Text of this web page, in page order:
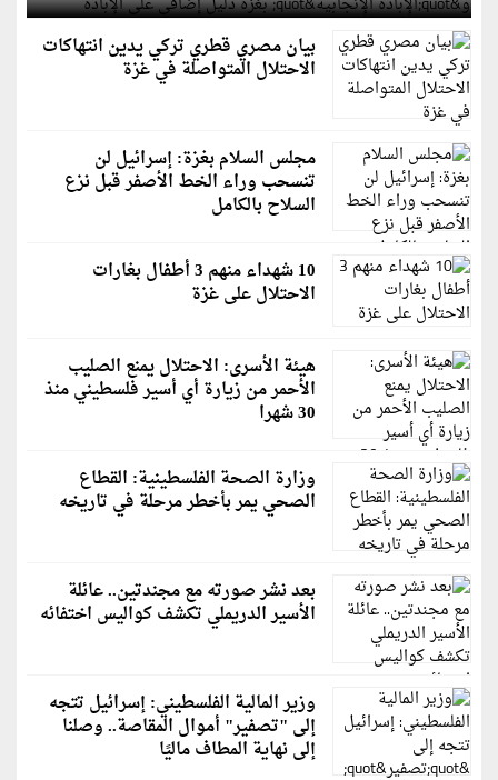
بيان مصري قطري تركي يدين انتهاكات
الاحتلال المتواصلة في غزة
مجلس السلام بغزة: إسرائيل لن
تنسحب وراء الخط الأصفر قبل نزع
السلاح بالكامل
10 شهداء منهم 3 أطفال بغارات
الاحتلال على غزة
هيئة الأسرى: الاحتلال يمنع الصليب
الأحمر من زيارة أي أسير فلسطيني منذ
30 شهرا
وزارة الصحة الفلسطينية: القطاع
الصحي يمر بأخطر مرحلة في تاريخه
بعد نشر صورته مع مجندتين.. عائلة
الأسير الدريملي تكشف كواليس اختفائه
وزير المالية الفلسطيني: إسرائيل تتجه
إلى "تصفير" أموال المقاصة.. وصلنا
إلى نهاية المطاف ماليًا